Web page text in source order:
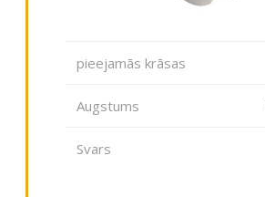
pieejamās krāsas
Augstums
Svars